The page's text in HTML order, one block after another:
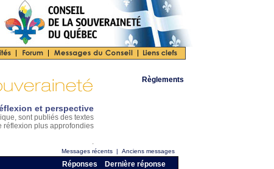
et perspective
sont publiés des textes
réflexion plus approfondies
.
Règlements
Messages récents | Anciens messages
Réponses
Dernière réponse